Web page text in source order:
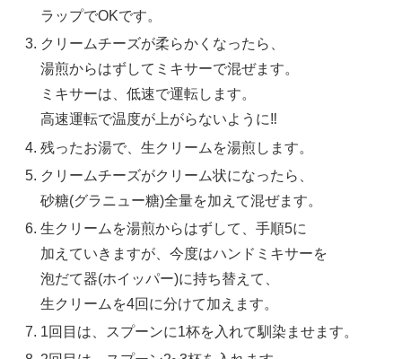
ラップでOKです。
クリームチーズが柔らかくなったら、
湯煎からはずしてミキサーで混ぜます。
ミキサーは、低速で運転します。
高速運転で温度が上がらないように‼
残ったお湯で、生クリームを湯煎します。
クリームチーズがクリーム状になったら、
砂糖(グラニュー糖)全量を加えて混ぜます。
生クリームを湯煎からはずして、手順5に
加えていきますが、今度はハンドミキサーを
泡だて器(ホイッパー)に持ち替えて、
生クリームを4回に分けて加えます。
1回目は、スプーンに1杯を入れて馴染ませます。